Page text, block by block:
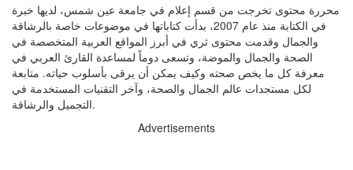
محررة محتوى تخرجت من قسم إعلام في جامعة عين شمس، لديها خبرة
في الكتابة منذ عام 2007، بدأت كتاباتها في موضوعات خاصة بالرشاقة
والجمال وقدمت محتوى ثري في أبرز المواقع العربية المتخصصة في
الصحة والجمال والموضة، وتسعى دوماً لمساعدة القارئ العربي في
معرفة كل ما يخص صحته وكيف يمكن أن يرقى بأسلوب حياته. متابعة
لكل مستجدات عالم الجمال والصحة، وآخر التقنيات المستخدمة في
التجميل والرشاقة.
Advertisements